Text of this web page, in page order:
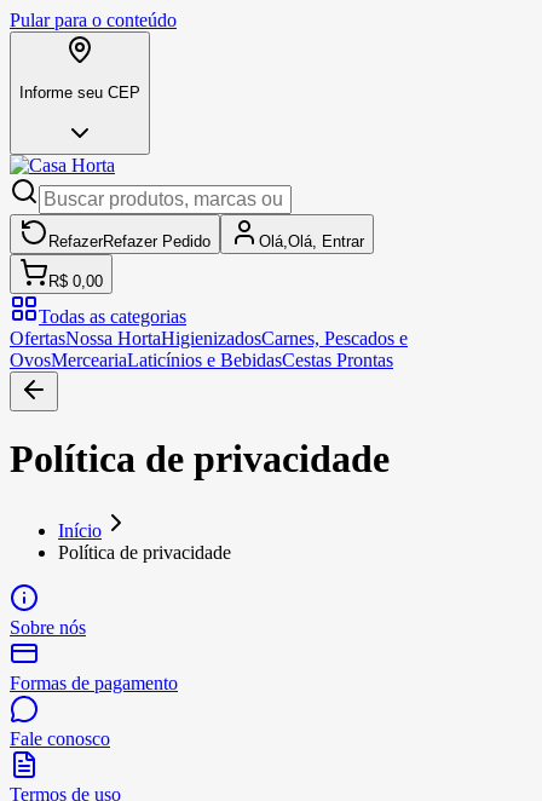
Pular para o conteúdo
Informe seu CEP
RefazerRefazer Pedido Olá, Olá, Entrar
R$ 0,00
Todas as categorias
OfertasNossa HortaHigienizadosCarnes, Pescados e
OvosMerceariaLaticínios e BebidasCestas Prontas
Política de privacidade
Início
Política de privacidade
Sobre nós
Formas de pagamento
Fale conosco
Termos de uso